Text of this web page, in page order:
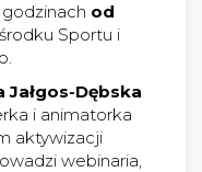
od
Sportu i
Jałgos-Dębska
i animatorka
aktywizacji
webinaria,